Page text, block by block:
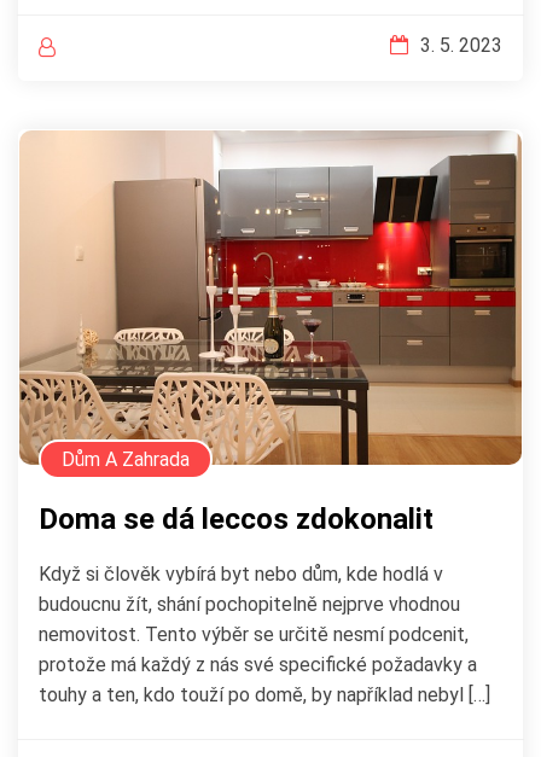
3. 5. 2023
Dům A Zahrada
Doma se dá leccos zdokonalit
Když si člověk vybírá byt nebo dům, kde hodlá v
budoucnu žít, shání pochopitelně nejprve vhodnou
nemovitost. Tento výběr se určitě nesmí podcenit,
protože má každý z nás své specifické požadavky a
touhy a ten, kdo touží po domě, by například nebyl […]